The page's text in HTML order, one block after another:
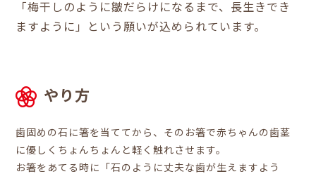
「梅干しのように皺だらけになるまで、長生きでき
ますように」という願いが込められています。
やり方
歯固めの石に箸を当ててから、そのお箸で赤ちゃんの歯茎
に優しくちょんちょんと軽く触れさせます。
お箸をあてる時に「石のように丈夫な歯が生えますよう